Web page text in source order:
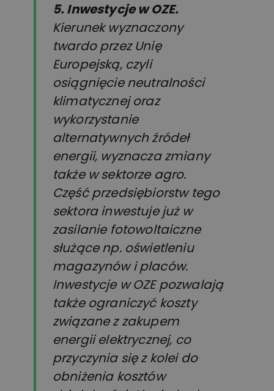
5. Inwestycje w OZE.
Kierunek wyznaczony
twardo przez Unię
Europejską, czyli
osiągnięcie neutralności
klimatycznej oraz
wykorzystanie
alternatywnych źródeł
energii, wyznacza zmiany
także w sektorze agro.
Część przedsiębiorstw tego
sektora inwestuje już w
zasilanie fotowoltaiczne
służące np. oświetleniu
magazynów i placów.
Inwestycje w OZE pozwalają
także ograniczyć koszty
związane z zakupem
energii elektrycznej, co
przyczynia się z kolei do
obniżenia kosztów